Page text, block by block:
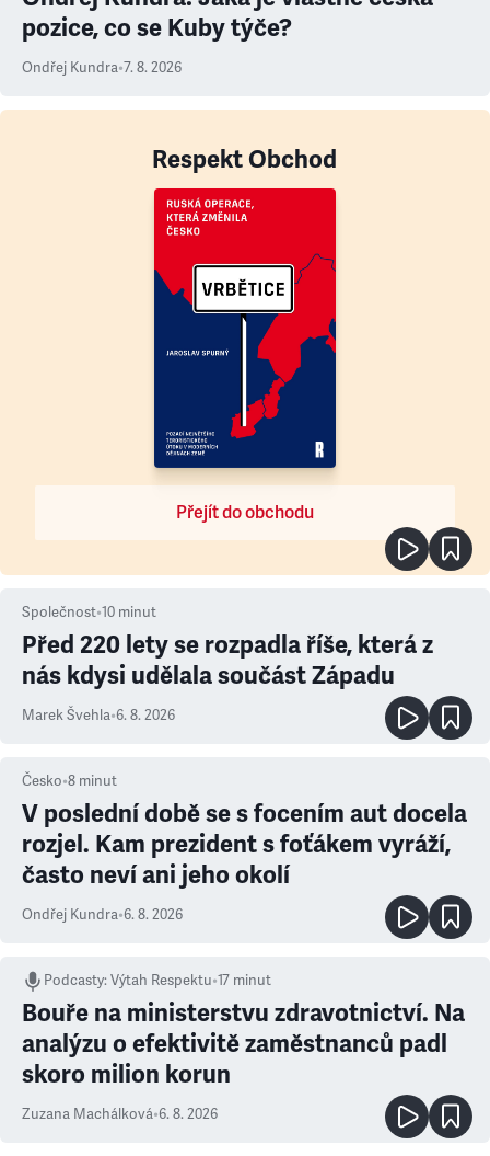
pozice, co se Kuby týče?
Ondřej Kundra•7. 8. 2026
Respekt Obchod
Přejít do obchodu
Společnost•10 minut
Před 220 lety se rozpadla říše, která z
nás kdysi udělala součást Západu
Marek Švehla•6. 8. 2026
Česko•8 minut
V poslední době se s focením aut docela
rozjel. Kam prezident s foťákem vyráží,
často neví ani jeho okolí
Ondřej Kundra•6. 8. 2026
Podcasty:Výtah Respektu•17 minut
Bouře na ministerstvu zdravotnictví. Na
analýzu o efektivitě zaměstnanců padl
skoro milion korun
Zuzana Machálková•6. 8. 2026